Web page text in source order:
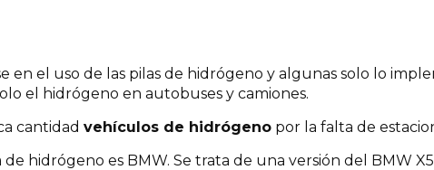
en el uso de las pilas de hidrógeno y algunas solo lo
el hidrógeno en autobuses y camiones.
cantidad vehículos de hidrógeno por la falta de
hidrógeno es BMW. Se trata de una versión del BMW